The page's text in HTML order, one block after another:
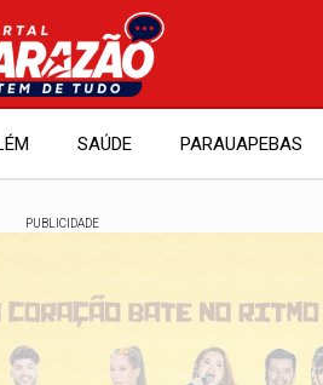
SAÚDE PARAUAPEBAS
PUBLICIDADE